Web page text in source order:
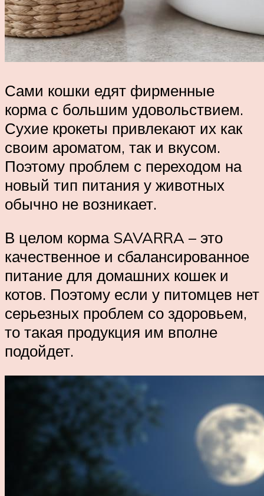
Сами кошки едят фирменные
корма с большим удовольствием.
Сухие крокеты привлекают их как
своим ароматом, так и вкусом.
Поэтому проблем с переходом на
новый тип питания у животных
обычно не возникает.
В целом корма SAVARRA – это
качественное и сбалансированное
питание для домашних кошек и
котов. Поэтому если у питомцев нет
серьезных проблем со здоровьем,
то такая продукция им вполне
подойдет.